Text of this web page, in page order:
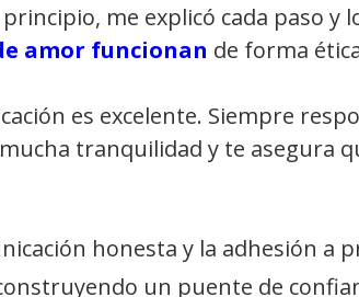
me explicó cada paso y
amor funcionan de forma
es excelente. Siempre
tranquilidad y te asegura
honesta y la adhesión a
un puente de